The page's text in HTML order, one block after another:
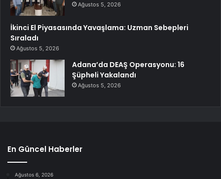
Ağustos 5, 2026
İkinci El Piyasasında Yavaşlama: Uzman Sebepleri
Sıraladı
Ağustos 5, 2026
Adana’da DEAŞ Operasyonu: 16
Şüpheli Yakalandı
Ağustos 5, 2026
En Güncel Haberler
Ağustos 6, 2026